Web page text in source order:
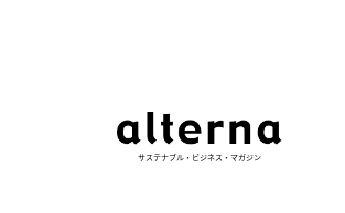
サステナブル・ビジネス・マガジン